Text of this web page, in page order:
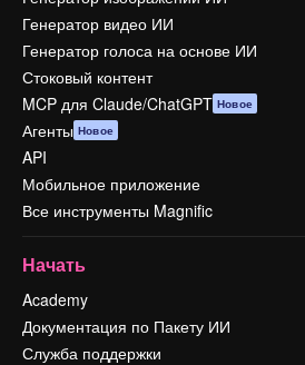
Генератор видео ИИ
Генератор голоса на основе ИИ
Стоковый контент
MCP для Claude/ChatGPT Новое
Агенты Новое
API
Мобильное приложение
Все инструменты Magnific
Начать
Academy
Документация по Пакету ИИ
Служба поддержки